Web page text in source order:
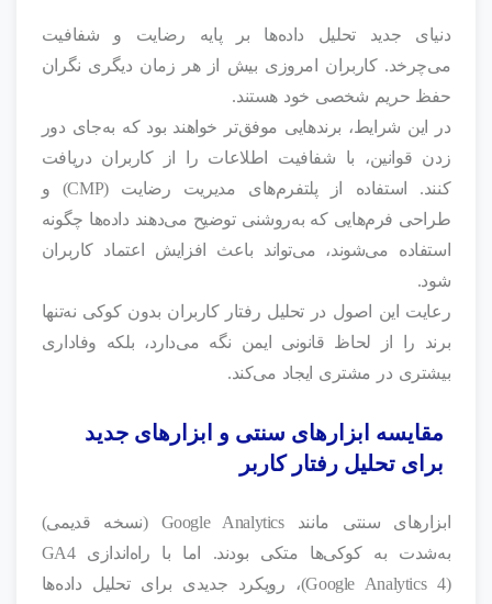
دنیای جدید تحلیل داده‌ها بر پایه رضایت و شفافیت
می‌چرخد. کاربران امروزی بیش از هر زمان دیگری نگران
حفظ حریم شخصی خود هستند.
در این شرایط، برندهایی موفق‌تر خواهند بود که به‌جای دور
زدن قوانین، با شفافیت اطلاعات را از کاربران دریافت
کنند. استفاده از پلتفرم‌های مدیریت رضایت (CMP) و
طراحی فرم‌هایی که به‌روشنی توضیح می‌دهند داده‌ها چگونه
استفاده می‌شوند، می‌تواند باعث افزایش اعتماد کاربران
شود.
رعایت این اصول در تحلیل رفتار کاربران بدون کوکی نه‌تنها
برند را از لحاظ قانونی ایمن نگه می‌دارد، بلکه وفاداری
بیشتری در مشتری ایجاد می‌کند.
مقایسه ابزارهای سنتی و ابزارهای جدید
برای تحلیل رفتار کاربر
ابزارهای سنتی مانند Google Analytics (نسخه قدیمی)
به‌شدت به کوکی‌ها متکی بودند. اما با راه‌اندازی GA4
(Google Analytics 4)، رویکرد جدیدی برای تحلیل داده‌ها